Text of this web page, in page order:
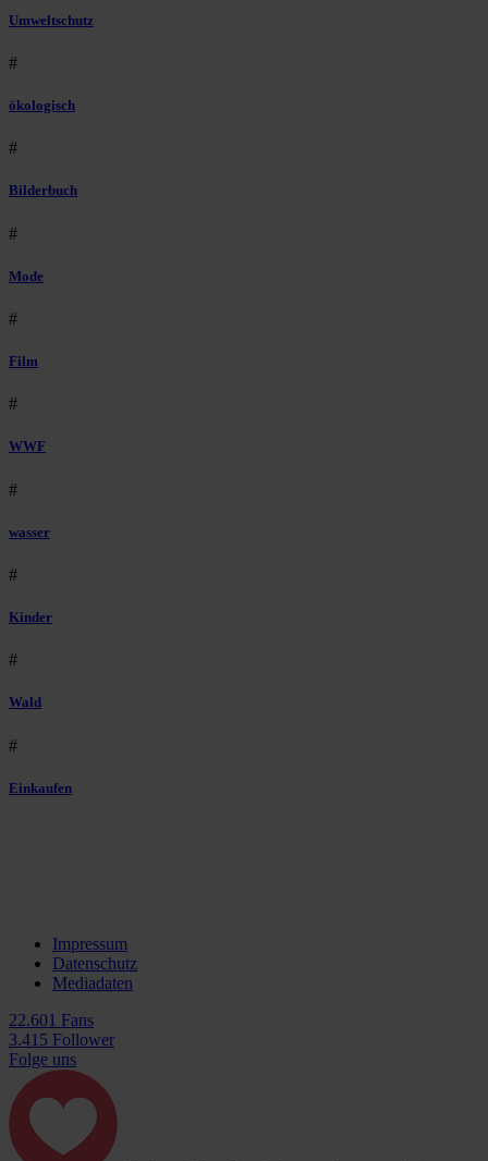
Umweltschutz
#
ökologisch
#
Bilderbuch
#
Mode
#
Film
#
WWF
#
wasser
#
Kinder
#
Wald
#
Einkaufen
Impressum
Datenschutz
Mediadaten
22.601 Fans
3.415 Follower
Folge uns